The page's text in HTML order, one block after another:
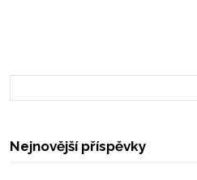
Nejnovější příspěvky